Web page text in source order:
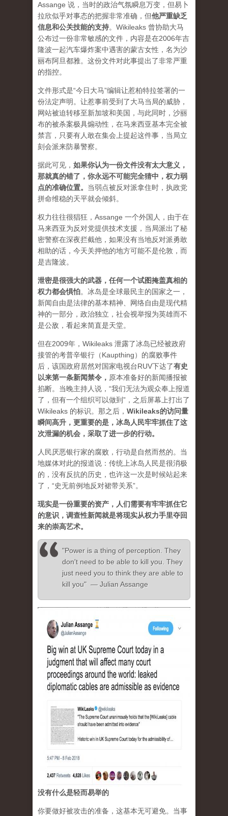
Assange 说，当时的政治气氛瞬息万变，但易卜
拉欣似乎对事态的把握非常准确，但他严重缺乏
信息和公关技能的支持。Wikileaks 曾协助大马
公布过一份非常敏感的文件，内容是在2006年吉
隆波一起汽车爆炸案中遇害的蒙古女性，名为沙
丽布阿旦都雅。这份文件对此事提出了非常严重
的指控。
文件形式是“今日大马”编辑让惹柏特拉签署的一
份法定声明。让惹事前受到了大马当局的威胁，
网站被迫转移至新加坡和美国，与此同时，沙丽
布的被杀案极具煽动性，在马来西亚基本完全被
禁言，只要有人敢在集会上提起这件事，当局立
刻会派来防暴警察。
据此可见， 如果你认为一份文件没有太大意义，
那就真的错了，你永远不可能完全猜中，权力弱
点的准确位置。 当弱点被反对派拿住时，执政党
拼命维稳的天平就会倾斜。
权力往往很猖狂，Assange 一个外国人，由于在
马来西亚为反对党提供技术支援，当局派出了秘
密警察在深夜拦截他，如果没有当地反对派勇敢
相助的话，今天关押他的地方可能不是伦敦，而
是吉隆波。
泄密是很强大的武器，任何一个试图掩盖真相的
权力都会惧怕。 冰岛是全球最民主的国家之一，
新闻自由是法律的基本精神、网络自由是现代精
神的一部分，政治独立，社会视举报为英雄而不
是公敌，看起来简直是天堂。
但在2009年，Wikileaks 泄露了冰岛已经被政府
接管的考普辛银行（Kaupthing）的腐败事件
后，该国政府居然对国家电视台RUV下达了有史
以来第一条新闻禁令 ， 原本准备好的新闻播报被
掐断。当晚主持人说，“我们无法为观众奉上报道
了，但有一个组织可以做到”，之后屏幕上打出了
Wikileaks 的标识。那之后， Wikileaks的访问量
瞬间高升，更重要的是，冰岛人民牢牢抓住了这
次泄漏的机会，采取了进一步的行动。
人民厌恶银行家的腐败，行动是自然而然的。当
地媒体对此的报道说：传统上冰岛人民是很消极
的，没有反抗的历史，也许这一次是时候站起来
了，“史无前例地反对裙带关系”。
现实是一份重要的资产，人们需要有牢牢抓住它
的意识，调查性新闻就是将现实从权力手里夺回
来的崇高艺术。
"Power is a thing of perception. They
don't need to be able to kill you. They
just need you to think they are able to
kill you" — Julian Assange
没有什么是轻而易举的
你要做好被攻击的准备，这基本无可避免。当事